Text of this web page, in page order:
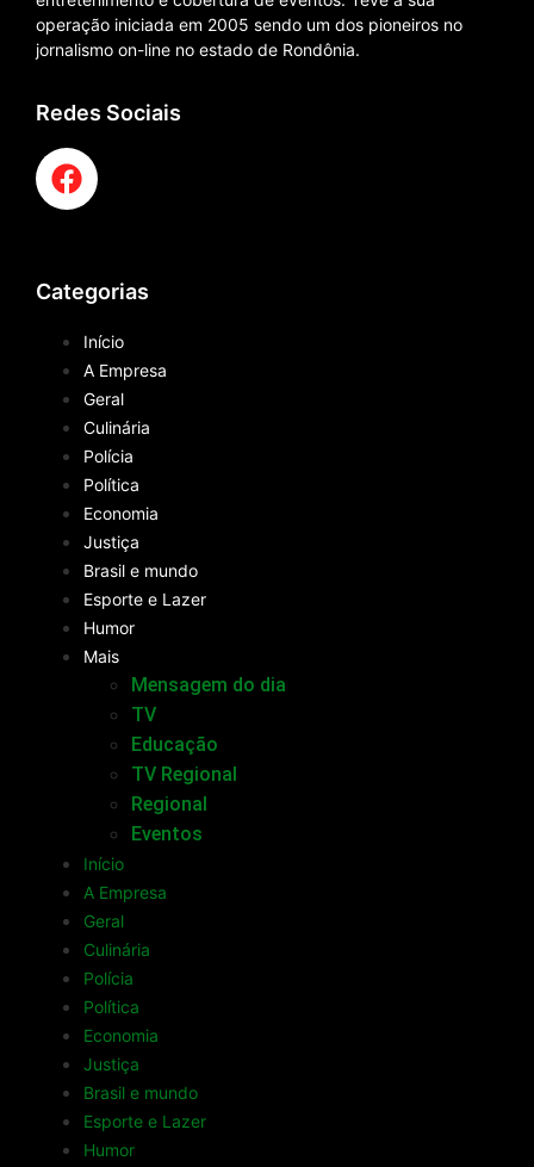
operação iniciada em 2005 sendo um dos pioneiros no
jornalismo on-line no estado de Rondônia.
Redes Sociais
Categorias
Início
A Empresa
Geral
Culinária
Polícia
Política
Economia
Justiça
Brasil e mundo
Esporte e Lazer
Humor
Mais
Mensagem do dia
TV
Educação
TV Regional
Regional
Eventos
Início
A Empresa
Geral
Culinária
Polícia
Política
Economia
Justiça
Brasil e mundo
Esporte e Lazer
Humor